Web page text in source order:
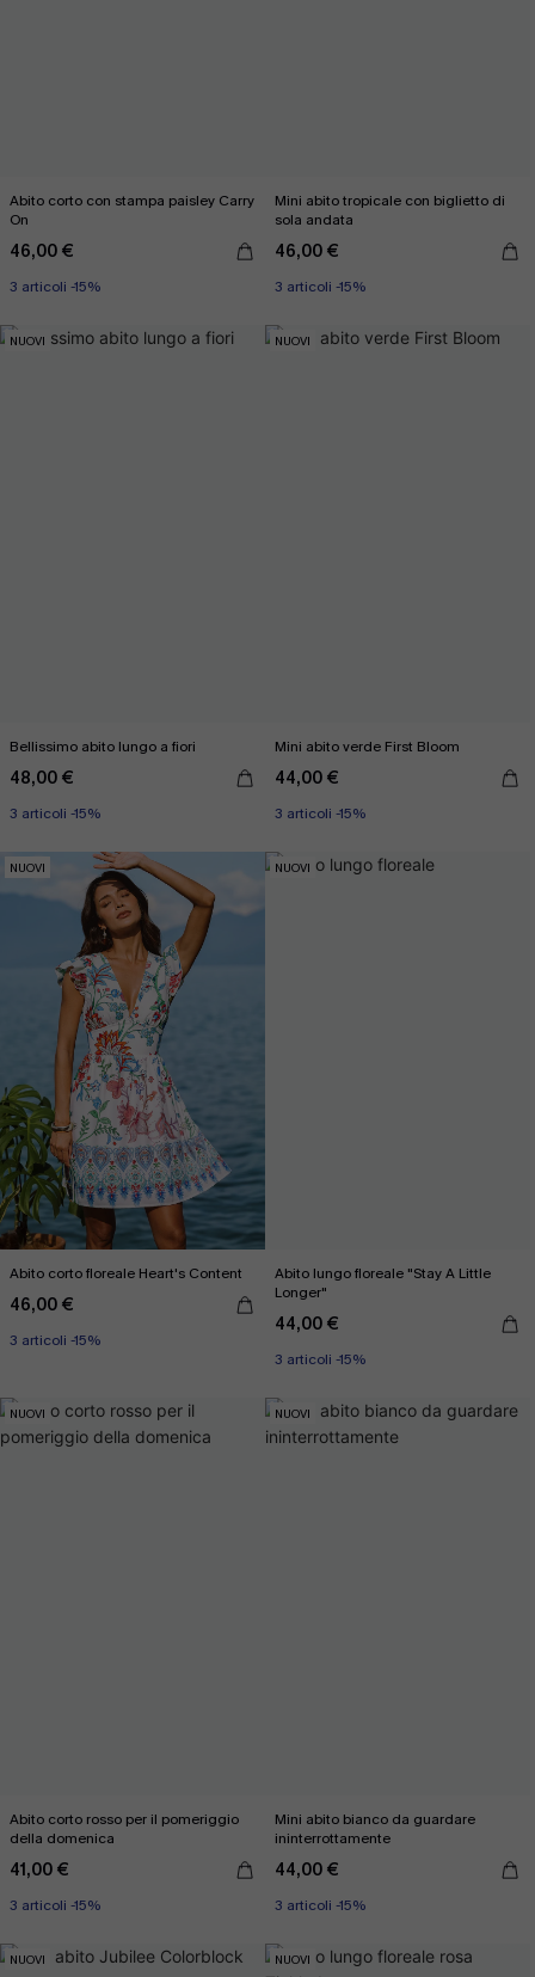
Abito corto con stampa paisley Carry
On
46,00 €
3 articoli -15%
Mini abito tropicale con biglietto di
sola andata
46,00 €
3 articoli -15%
NUOVI
Bellissimo abito lungo a fiori
48,00 €
3 articoli -15%
NUOVI
Mini abito verde First Bloom
44,00 €
3 articoli -15%
NUOVI
Abito corto floreale Heart's Content
46,00 €
3 articoli -15%
NUOVI
Abito lungo floreale "Stay A Little
Longer"
44,00 €
3 articoli -15%
NUOVI
Abito corto rosso per il pomeriggio
della domenica
41,00 €
3 articoli -15%
NUOVI
Mini abito bianco da guardare
ininterrottamente
44,00 €
3 articoli -15%
NUOVI NUOVI